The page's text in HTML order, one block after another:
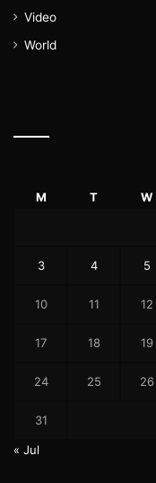
Video
World
M T W
3 4 5
10 11 12
17 18 19
24 25 26
31
« Jul